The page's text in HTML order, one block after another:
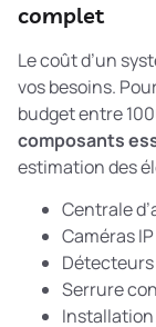
complet
Le coût d’un
vos besoins.
budget entre
composants
estimation des
Centrale
Caméras
Détecteurs
Serrure